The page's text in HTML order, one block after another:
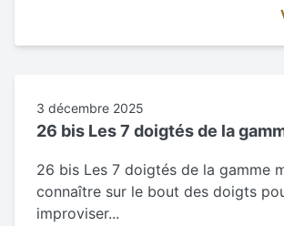
3 décembre 2025
26 bis Les 7 doigtés de la
26 bis Les 7 doigtés de la gamme
connaître sur le bout des doigts
improviser...